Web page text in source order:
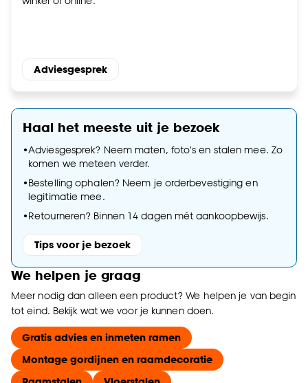
Adviesgesprek
Haal het meeste uit je bezoek
•Adviesgesprek? Neem maten, foto's en stalen mee. Zo
komen we meteen verder.
•Bestelling ophalen? Neem je orderbevestiging en
legitimatie mee.
•Retourneren? Binnen 14 dagen mét aankoopbewijs.
Tips voor je bezoek
We helpen je graag
Meer nodig dan alleen een product? We helpen je van begin
tot eind. Bekijk wat we voor je kunnen doen.
Gratis advies en inmeten ramen
Montage gordijnen en raamdecoratie